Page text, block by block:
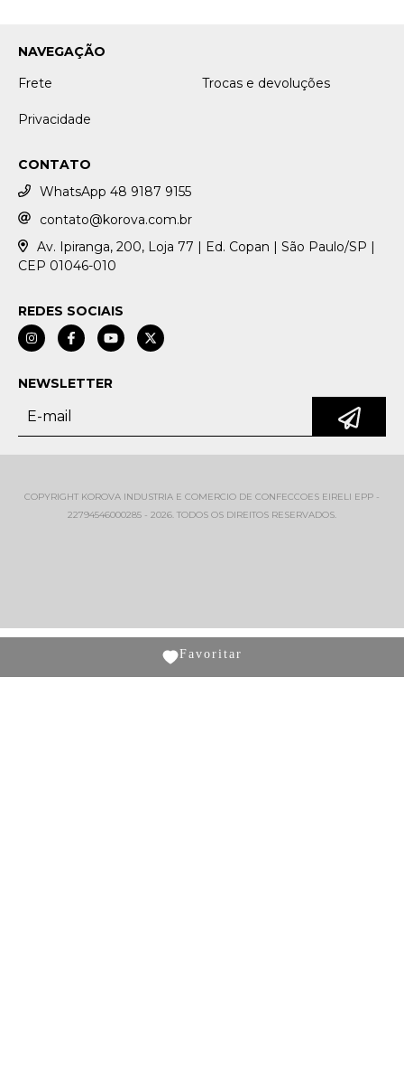
NAVEGAÇÃO
Frete
Trocas e devoluções
Privacidade
CONTATO
WhatsApp 48 9187 9155
contato@korova.com.br
Av. Ipiranga, 200, Loja 77 | Ed. Copan | São Paulo/SP |
CEP 01046-010
REDES SOCIAIS
NEWSLETTER
COPYRIGHT KOROVA INDUSTRIA E COMERCIO DE CONFECCOES EIRELI EPP -
22794546000285 - 2026. TODOS OS DIREITOS RESERVADOS.